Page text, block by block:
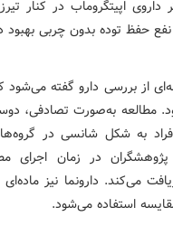
اپیتگروماب در کنار
حفظ توده بدون چربی بهبود
بالینی فاز ۲ بود. فاز ۲ به مرحله‌ای از بررسی دارو گفته
مطالعه به‌صورت تصادفی،
به شکل شانسی در گروه‌ها
در زمان اجرای
می‌کند. دارونما نیز
استفاده می‌شود.